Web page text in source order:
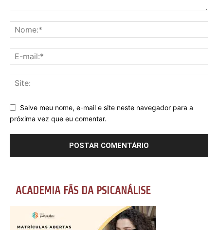
Salve meu nome, e-mail e site neste navegador para a
próxima vez que eu comentar.
ACADEMIA FÃS DA PSICANÁLISE